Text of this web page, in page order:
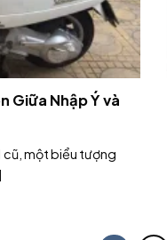
Giữa Nhập Ý và
cũ, một biểu tượng